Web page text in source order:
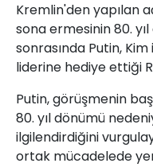
Kremlin'den yapılan
sona ermesinin 80.
sonrasında Putin,
liderine hediye ettiği
Putin, görüşmenin
80. yıl dönümü
ilgilendirdiğini
ortak mücadelede yer